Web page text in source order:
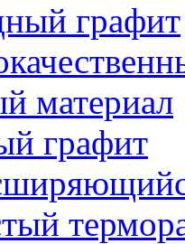
графит
материал
графит